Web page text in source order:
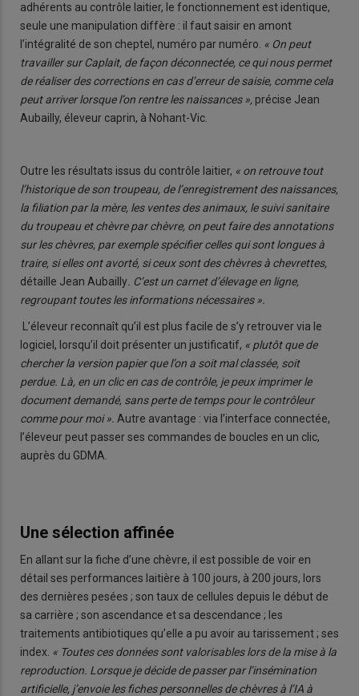
adhérents au contrôle laitier, le fonctionnement est identique,
seule une manipulation diffère : il faut saisir en amont
l’intégralité de son cheptel, numéro par numéro. « On peut
travailler sur Caplait, de façon déconnectée, ce qui nous permet
de réaliser des corrections en cas d’erreur de saisie, comme cela
peut arriver lorsque l’on rentre les naissances », précise Jean
Aubailly, éleveur caprin, à Nohant-Vic.
Outre les résultats issus du contrôle laitier, « on retrouve tout
l’historique de son troupeau, de l’enregistrement des naissances,
la filiation par la mère, les ventes des animaux, le suivi sanitaire
du troupeau et chèvre par chèvre, on peut faire des annotations
sur les chèvres, par exemple spécifier celles qui sont longues à
traire, si elles ont avorté, si ceux sont des chèvres à chevrettes,
détaille Jean Aubailly. C’est un carnet d’élevage en ligne,
regroupant toutes les informations nécessaires ».
L’éleveur reconnaît qu’il est plus facile de s’y retrouver via le
logiciel, lorsqu’il doit présenter un justificatif, « plutôt que de
chercher la version papier que l’on a soit mal classée, soit
perdue. Là, en un clic en cas de contrôle, je peux imprimer le
document demandé, sans perte de temps pour le contrôleur
comme pour moi ». Autre avantage : via l’interface connectée,
l’éleveur peut passer ses commandes de boucles en un clic,
auprès du GDMA.
Une sélection affinée
En allant sur la fiche d’une chèvre, il est possible de voir en
détail ses performances laitière à 100 jours, à 200 jours, lors
des dernières pesées ; son taux de cellules depuis le début de
sa carrière ; son ascendance et sa descendance ; les
traitements antibiotiques qu’elle a pu avoir au tarissement ; ses
index. « Toutes ces données sont valorisables lors de la mise à la
reproduction. Lorsque je décide de passer par l’insémination
artificielle, j’envoie les fiches personnelles de chèvres à l’IA à